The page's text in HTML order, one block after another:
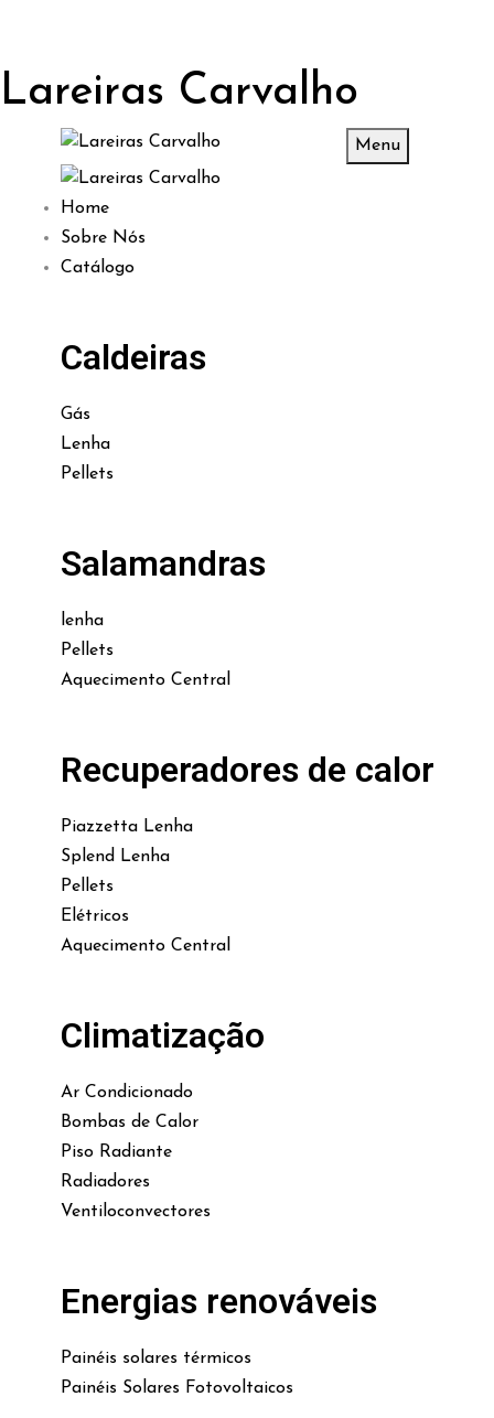
Lareiras Carvalho
Menu
Home
Sobre Nós
Catálogo
Caldeiras
Gás
Lenha
Pellets
Salamandras
lenha
Pellets
Aquecimento Central
Recuperadores de calor
Piazzetta Lenha
Splend Lenha
Pellets
Elétricos
Aquecimento Central
Climatização
Ar Condicionado
Bombas de Calor
Piso Radiante
Radiadores
Ventiloconvectores
Energias renováveis
Painéis solares térmicos
Painéis Solares Fotovoltaicos